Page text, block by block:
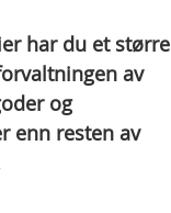
har du et større
av
og
enn resten av